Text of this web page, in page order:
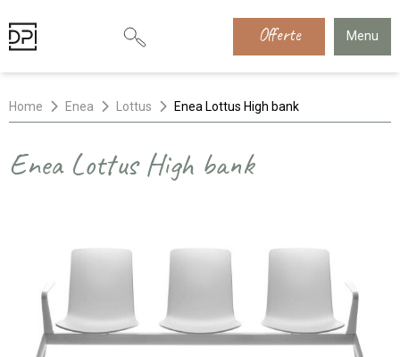
Offerte Menu
Home Enea Lottus Enea Lottus High bank
Enea Lottus High bank